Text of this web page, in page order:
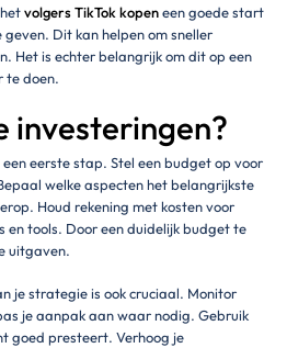
volgers TikTok kopeneen goede start
Dit kan helpen om sneller
Het is echter belangrijk om dit op een
te doen.
investeringen?
eerste stap. Stel een budget op voor
welke aspecten het belangrijkste
Houd rekening met kosten voor
en tools. Door een duidelijk budget te
uitgaven.
je strategie is ook cruciaal. Monitor
je aanpak aan waar nodig. Gebruik
goed presteert. Verhoog je